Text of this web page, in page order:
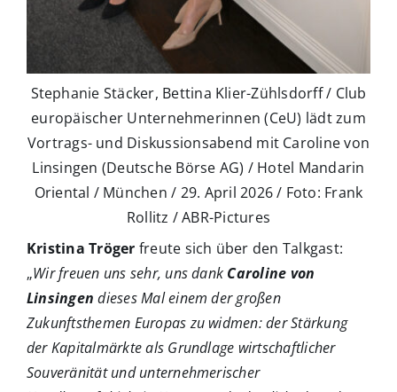
Stephanie Stäcker, Bettina Klier-Zühlsdorff / Club
europäischer Unternehmerinnen (CeU) lädt zum
Vortrags- und Diskussionsabend mit Caroline von
Linsingen (Deutsche Börse AG) / Hotel Mandarin
Oriental / München / 29. April 2026 / Foto: Frank
Rollitz / ABR-Pictures
Kristina Tröger freute sich über den Talkgast:
„Wir freuen uns sehr, uns dank Caroline von
Linsingen dieses Mal einem der großen
Zukunftsthemen Europas zu widmen: der Stärkung
der Kapitalmärkte als Grundlage wirtschaftlicher
Souveränität und unternehmerischer